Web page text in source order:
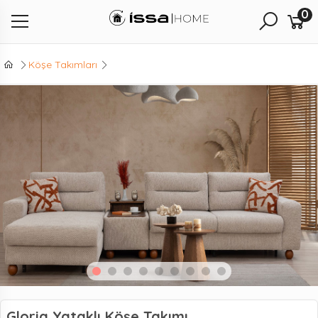
0
Köşe Takımları